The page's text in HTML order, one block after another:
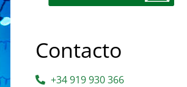
Contacto
+34 919 930 366